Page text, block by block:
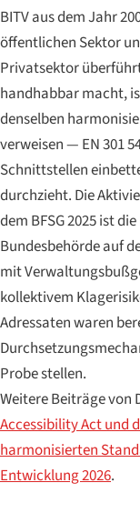
BITV aus dem Jahr
öffentlichen Sektor
Privatsektor
handhabbar macht,
denselben
verweisen — EN 301
Schnittstellen
durchzieht. Die
dem BFSG 2025 ist
Bundesbehörde auf
mit
kollektivem
Adressaten waren
Probe stellen.
Weitere Beiträge von
Accessibility Act und
harmonisierten
Entwicklung 2026.